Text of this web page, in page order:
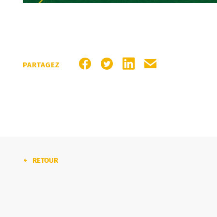
PARTAGEZ
PARTAGER SUR FACEBOOK
PARTAGER SUR TWITTER
PARTAGER SUR
PARTAGER PAR
RETOUR